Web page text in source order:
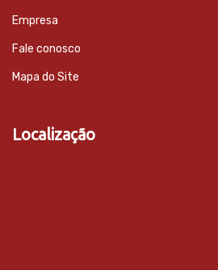
Empresa
Fale conosco
Mapa do Site
Localização